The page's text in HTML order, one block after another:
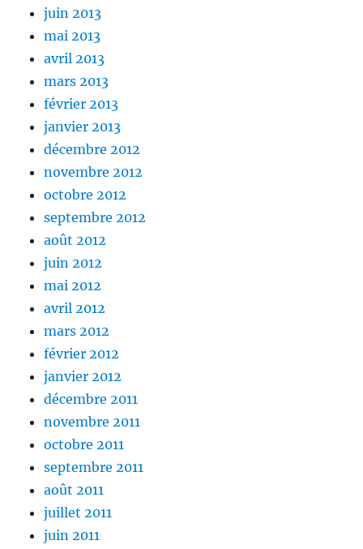
juin 2013
mai 2013
avril 2013
mars 2013
février 2013
janvier 2013
décembre 2012
novembre 2012
octobre 2012
septembre 2012
août 2012
juin 2012
mai 2012
avril 2012
mars 2012
février 2012
janvier 2012
décembre 2011
novembre 2011
octobre 2011
septembre 2011
août 2011
juillet 2011
juin 2011